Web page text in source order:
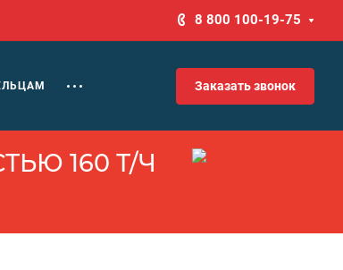
8 800 100-19-75
Заказать звонок
160 Т/Ч